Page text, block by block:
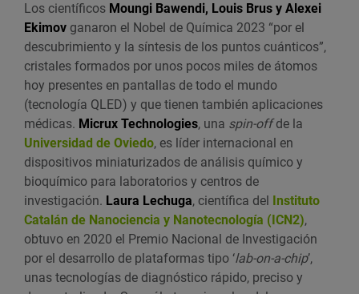
Los científicos Moungi Bawendi, Louis Brus y Alexei
Ekimov ganaron el Nobel de Química 2023 “por el
descubrimiento y la síntesis de los puntos cuánticos”,
cristales formados por unos pocos miles de átomos
hoy presentes en pantallas de todo el mundo
(tecnología QLED) y que tienen también aplicaciones
médicas. Micrux Technologies, una spin-offde la
Universidad de Oviedo, es líder internacional en
dispositivos miniaturizados de análisis químico y
bioquímico para laboratorios y centros de
investigación. Laura Lechuga, científica del
Instituto
Catalán de Nanociencia y Nanotecnología (ICN2),
obtuvo en 2020 el Premio Nacional de Investigación
por el desarrollo de plataformas tipo ‘lab-on-a-chip’,
unas tecnologías de diagnóstico rápido, preciso y